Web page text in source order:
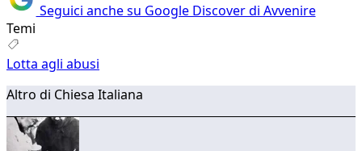
Seguici anche su Google Discover di Avvenire
Temi
Lotta agli abusi
Altro di Chiesa Italiana